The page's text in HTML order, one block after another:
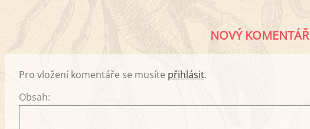
NOVÝ KOMENTÁŘ
Pro vložení komentáře se musíte přihlásit.
Obsah: